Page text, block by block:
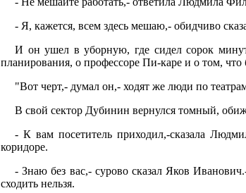
- Я, кажется, всем здесь мешаю,- обидчиво
И он ушел в уборную, где сидел сорок
планирования, о профессоре Пи-каре и о том,
"Вот черт,- думал он,- ходят же люди по
В свой сектор Дубинин вернулся томный,
- К вам посетитель приходил,-сказала
коридоре.
- Знаю без вас,- сурово сказал Яков
сходить нельзя.